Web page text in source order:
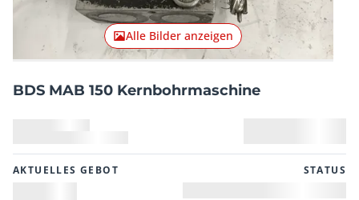
Alle Bilder anzeigen
BDS MAB 150 Kernbohrmaschine
AKTUELLES GEBOT STATUS